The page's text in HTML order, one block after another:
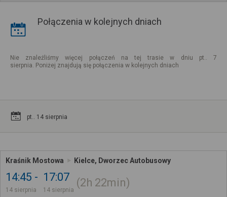
Połączenia w kolejnych dniach
Nie znaleźliśmy więcej połączeń na tej trasie w dniu pt.. 7
sierpnia. Poniżej znajdują się połączenia w kolejnych dniach
pt.. 14 sierpnia
Kraśnik Mostowa Kielce, Dworzec Autobusowy
14:45
14 sierpnia
17:07
14 sierpnia
2h 22min